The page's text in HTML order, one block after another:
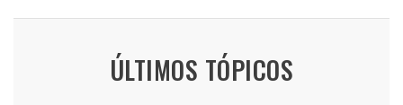
ÚLTIMOS TÓPICOS